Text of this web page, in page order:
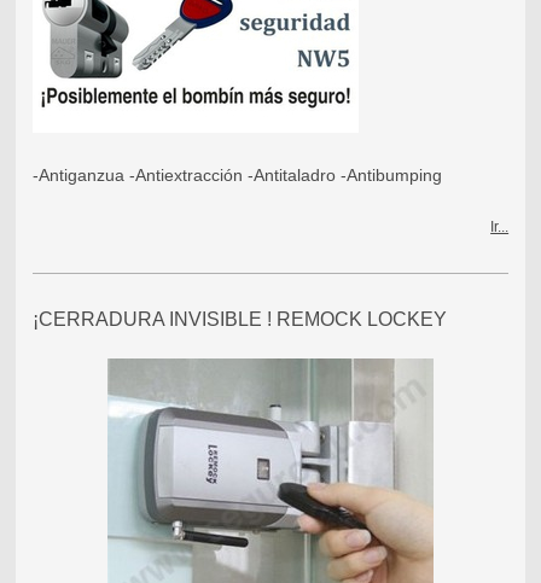
-Antiganzua -Antiextracción -Antitaladro -Antibumping
Ir...
¡CERRADURA INVISIBLE ! REMOCK LOCKEY